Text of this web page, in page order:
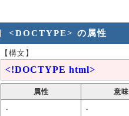
<DOCTYPE> の属性
【構文】
<!DOCTYPE html>
属性 意味
- -